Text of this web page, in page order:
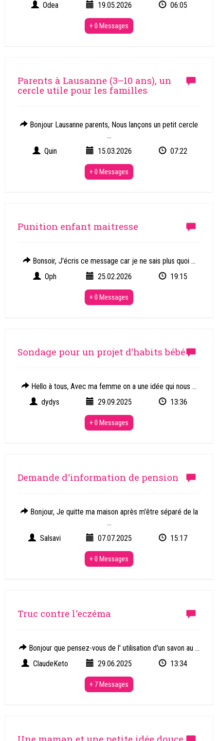
Odea
19.05.2026 06:05
+ 0 Messages
Parents à Lausanne (3–10 ans), un
cercle utile pour les familles
Bonjour Lausanne parents, Nous lançons un petit cercle
...
Quin
15.03.2026 07:22
+ 0 Messages
Punition enfant maitresse
Bonsoir, J'écris ce message car je ne sais plus quoi ...
Oph
25.02.2026 19:15
+ 0 Messages
Sondage pour un projet d’habits bébé
Hello à tous, Avec ma femme on a une idée qui nous ...
dydys
29.09.2025 13:36
+ 0 Messages
Demande d'information de pension
Bonjour, Je quitte ma maison après m'être séparé de la
...
Salsavi
07.07.2025 15:17
+ 0 Messages
Truc contre l'eczéma
Bonjour que pensez-vous de l' utilisation d'un savon au ...
ClaudeKeto
29.06.2025 13:34
+ 7 Messages